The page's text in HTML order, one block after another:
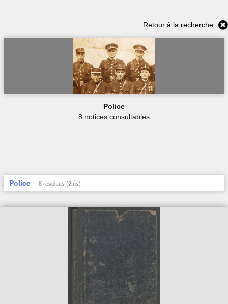
Retour à la recherche
Police
8 notices consultables
Police 8 résultats (2ms)